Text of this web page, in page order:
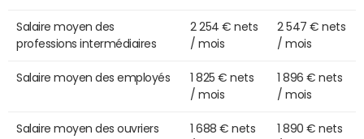
Salaire moyen des
professions intermédiaires
2 254 € nets
/ mois
2 547 € nets
/ mois
Salaire moyen des employés
1 825 € nets
/ mois
1 896 € nets
/ mois
Salaire moyen des ouvriers
1 688 € nets
1 890 € nets